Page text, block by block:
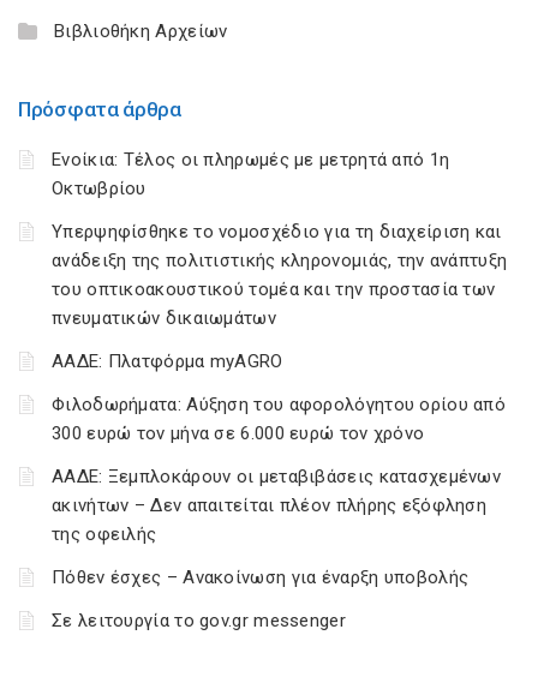
Βιβλιοθήκη Αρχείων
Πρόσφατα άρθρα
Ενοίκια: Τέλος οι πληρωμές με μετρητά από 1η
Οκτωβρίου
Υπερψηφίσθηκε το νομοσχέδιο για τη διαχείριση και
ανάδειξη της πολιτιστικής κληρονομιάς, την ανάπτυξη
του οπτικοακουστικού τομέα και την προστασία των
πνευματικών δικαιωμάτων
ΑΑΔΕ: Πλατφόρμα myAGRO
Φιλοδωρήματα: Αύξηση του αφορολόγητου ορίου από
300 ευρώ τον μήνα σε 6.000 ευρώ τον χρόνο
ΑΑΔΕ: Ξεμπλοκάρουν οι μεταβιβάσεις κατασχεμένων
ακινήτων – Δεν απαιτείται πλέον πλήρης εξόφληση
της οφειλής
Πόθεν έσχες – Ανακοίνωση για έναρξη υποβολής
Σε λειτουργία το gov.gr messenger